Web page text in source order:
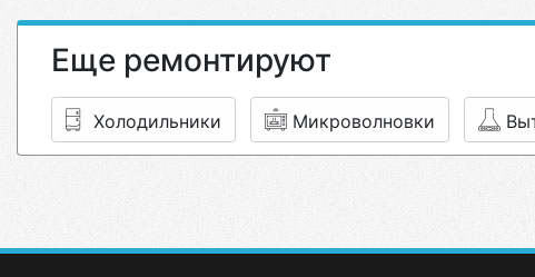
Еще ремонтируют
Холодильники Микроволновки